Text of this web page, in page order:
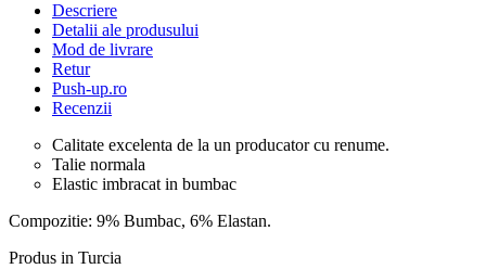
Descriere
Detalii ale produsului
Mod de livrare
Retur
Push-up.ro
Recenzii
Calitate excelenta de la un producator cu renume.
Talie normala
Elastic imbracat in bumbac
Compozitie: 9% Bumbac, 6% Elastan.
Produs in Turcia